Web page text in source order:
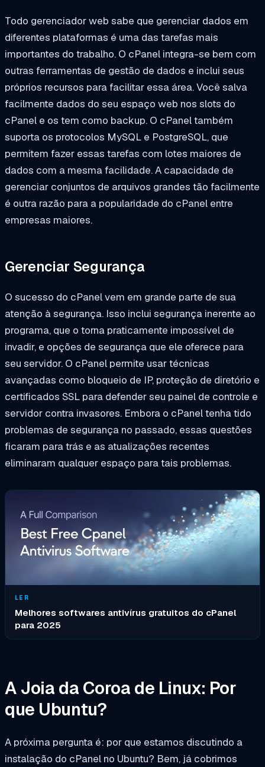
Todo gerenciador web sabe que gerenciar dados em
diferentes plataformas é uma das tarefas mais
importantes do trabalho. O cPanel integra-se bem com
outras ferramentas de gestão de dados e inclui seus
próprios recursos para facilitar essa área. Você salva
facilmente dados do seu espaço web nos slots do
cPanel e os tem como backup. O cPanel também
suporta os protocolos MySQL e PostgreSQL, que
permitem fazer essas tarefas com lotes maiores de
dados com a mesma facilidade. A capacidade de
gerenciar conjuntos de arquivos grandes tão facilmente
é outra razão para a popularidade do cPanel entre
empresas maiores.
Gerenciar Segurança
O sucesso do cPanel vem em grande parte de sua
atenção à segurança. Isso inclui segurança inerente ao
programa, que o torna praticamente impossível de
invadir, e opções de segurança que ele oferece para
seu servidor. O cPanel permite usar técnicas
avançadas como bloqueio de IP, proteção de diretório e
certificados SSL para defender seu painel de controle e
servidor contra invasores. Embora o cPanel tenha tido
problemas de segurança no passado, essas questões
ficaram para trás e as atualizações recentes
eliminaram qualquer espaço para tais problemas.
LER
Melhores softwares antivírus gratuitos do cPanel
para 2025
A Joia da Coroa de Linux: Por
que Ubuntu?
A próxima pergunta é: por que estamos discutindo a
instalação do cPanel no Ubuntu? Bem, já cobrimos